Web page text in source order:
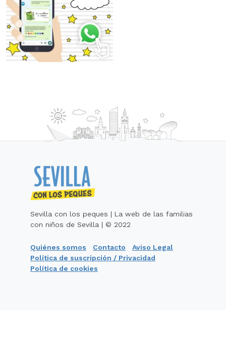
Sevilla con los peques | La web de las familias
con niños de Sevilla | © 2022
Quiénes somos Contacto
Aviso Legal
Política de suscripción / Privacidad
Política de cookies